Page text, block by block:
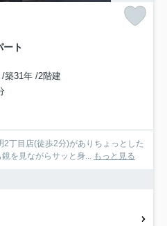
ート
築31年 /2階建
丁目店(徒歩2分)がありちょっとした
を見ながらサッと身... もっと見る